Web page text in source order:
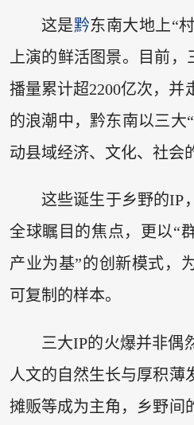
这是黔东南大地上“
上演的鲜活图景。目前
播量累计超2200亿次，并
的浪潮中，黔东南以三大
动县域经济、文化、社会
这些诞生于乡野的IP
全球瞩目的焦点，更以“
产业为基”的创新模式，
可复制的样本。
三大IP的火爆并非偶
人文的自然生长与厚积薄
摊贩等成为主角，乡野间